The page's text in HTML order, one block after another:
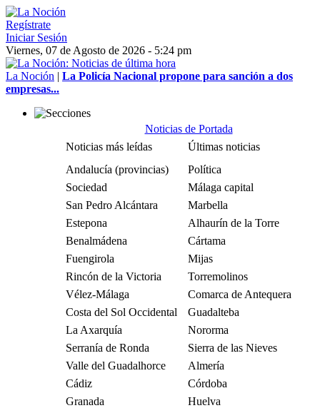
Regístrate
Iniciar Sesión
Viernes, 07 de Agosto de 2026 - 5:24 pm
La Noción | La Policía Nacional propone para sanción a dos
empresas...
Noticias de Portada
Noticias más leídas
Últimas noticias
Andalucía (provincias)
Política
Sociedad
Málaga capital
San Pedro Alcántara
Marbella
Estepona
Alhaurín de la Torre
Benalmádena
Cártama
Fuengirola
Mijas
Rincón de la Victoria
Torremolinos
Vélez-Málaga
Comarca de Antequera
Costa del Sol Occidental
Guadalteba
La Axarquía
Nororma
Serranía de Ronda
Sierra de las Nieves
Valle del Guadalhorce
Almería
Cádiz
Córdoba
Granada
Huelva